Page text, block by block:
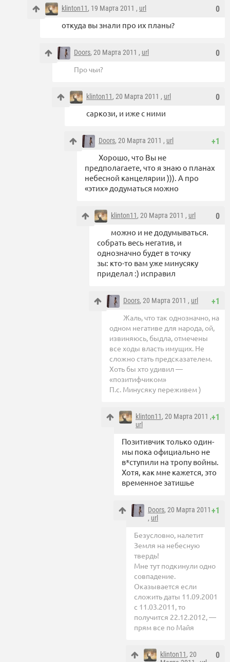
0
klinton11, 19 Марта 2011 , url
откуда вы знали про их планы?
0
Doors, 20 Марта 2011 , url
Про чьи?
0
klinton11, 20 Марта 2011 , url
саркози, и иже с ними
+1
Doors, 20 Марта 2011 , url
Хорошо, что Вы не
предполагаете, что я знаю о планах
небесной канцелярии ))). А про
«этих» додуматься можно
0
klinton11, 20 Марта 2011 , url
можно и не додумываться.
собрать весь негатив, и
однозначно будет в точку
зы: кто-то вам уже минусяку
приделал :) исправил
+1
Doors, 20 Марта 2011 , url
Жаль, что так однозначно, на
одном негативе для народа, ой,
извиняюсь, быдла, отмечены
все ходы власть имущих. Не
сложно стать предсказателем.
Хоть бы хто удивил —
«позитифчиком»
П.с. Минусяку переживем )
+1
klinton11, 20 Марта 2011 ,
url
Позитивчик только один-
мы пока официально не
в*ступили на тропу войны.
Хотя, как мне кажется, это
временное затишье
+1
Doors, 20 Марта 2011
, url
Безусловно, налетит
Земля на небесную
твердь!
Мне тут подкинули одно
совпадение.
Оказывается если
сложить даты 11.09.2001
с 11.03.2011, то
получится 22.12.2012, —
прям все по Майя
0
klinton11, 20